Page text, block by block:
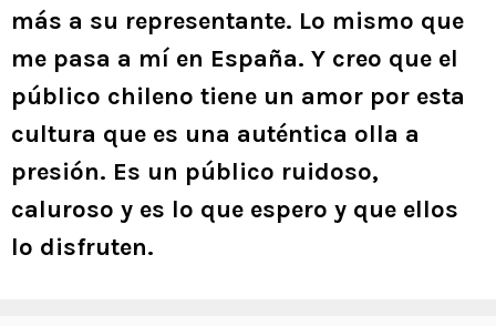
más a su representante. Lo mismo que
me pasa a mí en España. Y creo que el
público chileno tiene un amor por esta
cultura que es una auténtica olla a
presión. Es un público ruidoso,
caluroso y es lo que espero y que ellos
lo disfruten.